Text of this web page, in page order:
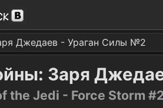
Джедаев - Ураган Силы №2
Заря
the Jedi - Force Storm